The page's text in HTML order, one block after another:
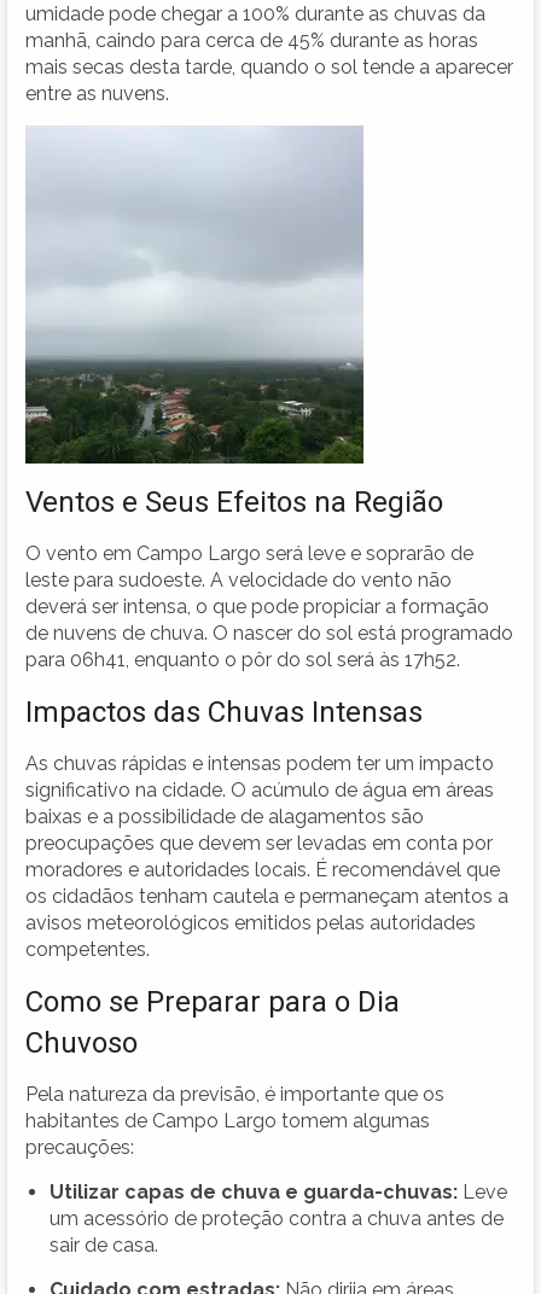
umidade pode chegar a 100% durante as chuvas da
manhã, caindo para cerca de 45% durante as horas
mais secas desta tarde, quando o sol tende a aparecer
entre as nuvens.
Ventos e Seus Efeitos na Região
O vento em Campo Largo será leve e soprarão de
leste para sudoeste. A velocidade do vento não
deverá ser intensa, o que pode propiciar a formação
de nuvens de chuva. O nascer do sol está programado
para 06h41, enquanto o pôr do sol será às 17h52.
Impactos das Chuvas Intensas
As chuvas rápidas e intensas podem ter um impacto
significativo na cidade. O acúmulo de água em áreas
baixas e a possibilidade de alagamentos são
preocupações que devem ser levadas em conta por
moradores e autoridades locais. É recomendável que
os cidadãos tenham cautela e permaneçam atentos a
avisos meteorológicos emitidos pelas autoridades
competentes.
Como se Preparar para o Dia
Chuvoso
Pela natureza da previsão, é importante que os
habitantes de Campo Largo tomem algumas
precauções:
Utilizar capas de chuva e guarda-chuvas: Leve
um acessório de proteção contra a chuva antes de
sair de casa.
Cuidado com estradas: Não dirija em áreas